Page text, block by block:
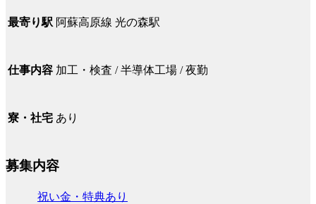
最寄り駅 阿蘇高原線 光の森駅
仕事内容 加工・検査 / 半導体工場 / 夜勤
寮・社宅 あり
募集内容
祝い金・特典あり